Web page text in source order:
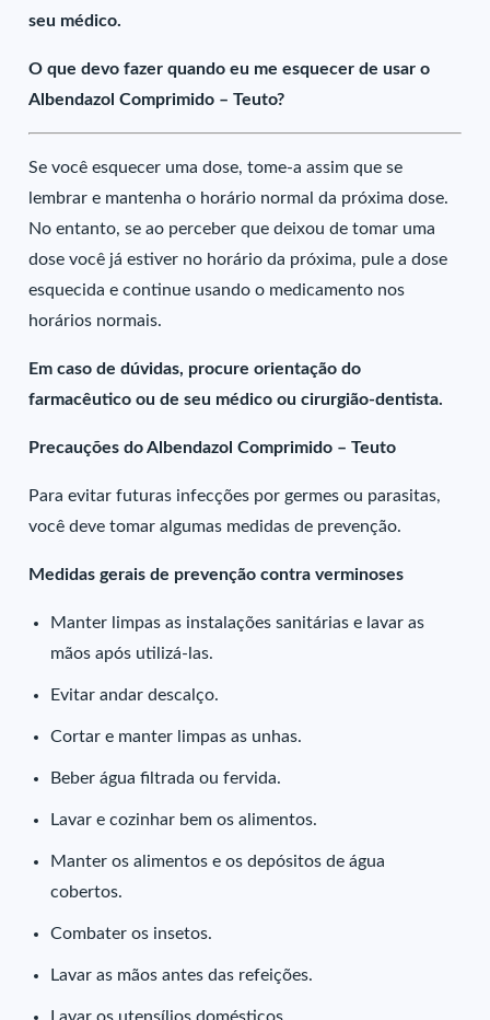
seu médico.
O que devo fazer quando eu me esquecer de usar o
Albendazol Comprimido – Teuto?
Se você esquecer uma dose, tome-a assim que se
lembrar e mantenha o horário normal da próxima dose.
No entanto, se ao perceber que deixou de tomar uma
dose você já estiver no horário da próxima, pule a dose
esquecida e continue usando o medicamento nos
horários normais.
Em caso de dúvidas, procure orientação do
farmacêutico ou de seu médico ou cirurgião-dentista.
Precauções do Albendazol Comprimido – Teuto
Para evitar futuras infecções por germes ou parasitas,
você deve tomar algumas medidas de prevenção.
Medidas gerais de prevenção contra verminoses
Manter limpas as instalações sanitárias e lavar as
mãos após utilizá-las.
Evitar andar descalço.
Cortar e manter limpas as unhas.
Beber água filtrada ou fervida.
Lavar e cozinhar bem os alimentos.
Manter os alimentos e os depósitos de água
cobertos.
Combater os insetos.
Lavar as mãos antes das refeições.